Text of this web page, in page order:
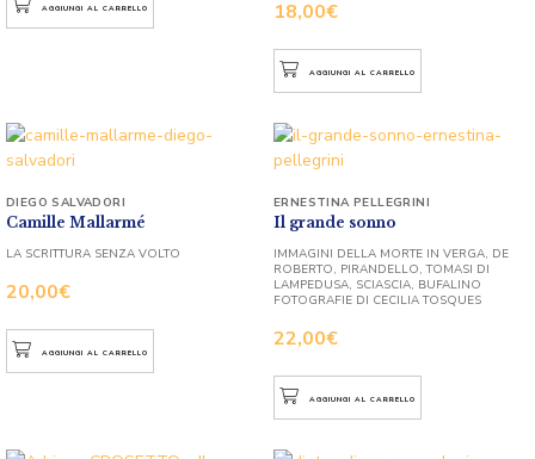
AGGIUNGI AL CARRELLO 18,00€
AGGIUNGI AL CARRELLO
Camille Mallarmé
20,00€
DIEGO SALVADORI
LA SCRITTURA SENZA VOLTO
AGGIUNGI AL CARRELLO
Il grande sonno
22,00€
ERNESTINA PELLEGRINI
IMMAGINI DELLA MORTE IN VERGA, DE
ROBERTO, PIRANDELLO, TOMASI DI
LAMPEDUSA, SCIASCIA, BUFALINO
FOTOGRAFIE DI CECILIA TOSQUES
AGGIUNGI AL CARRELLO